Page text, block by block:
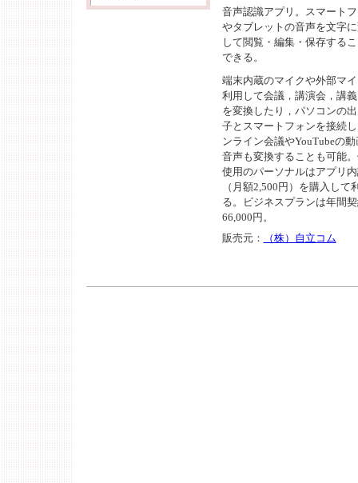
音声認識アプリ。スマート
やタブレットの音声を文字
して閲覧・編集・保存する
できる。
端末内蔵のマイクや外部マ
利用して会議，講演会，講
を変換したり，パソコンの
子とスマートフォンを接続
ンライン会議やYouTubeの動
音声も変換することも可能
使用のパーソナルはアプリ
（月額2,500円）を購入して
る。ビジネスプランは年間
66,000円。
販売元：
（株）自立コム